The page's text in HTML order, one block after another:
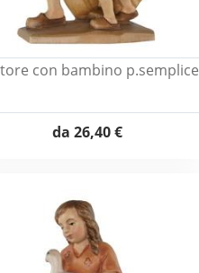
con bambino p.semplice
da 26,40 €